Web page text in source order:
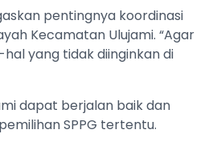
pentingnya koordinasi
Kecamatan Ulujami. ‎“Agar
yang tidak diinginkan di
dapat berjalan baik dan
SPPG tertentu.